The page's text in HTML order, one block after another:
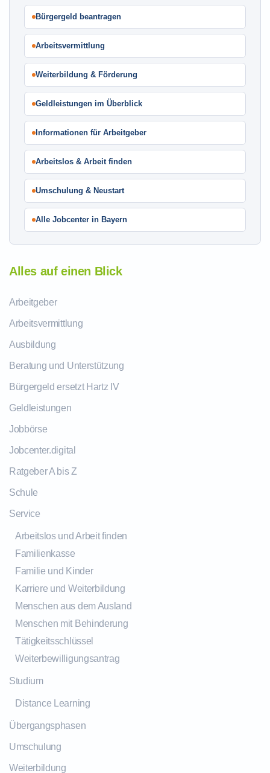
Bürgergeld beantragen
Arbeitsvermittlung
Weiterbildung & Förderung
Geldleistungen im Überblick
Informationen für Arbeitgeber
Arbeitslos & Arbeit finden
Umschulung & Neustart
Alle Jobcenter in Bayern
Alles auf einen Blick
Arbeitgeber
Arbeitsvermittlung
Ausbildung
Beratung und Unterstützung
Bürgergeld ersetzt Hartz IV
Geldleistungen
Jobbörse
Jobcenter.digital
Ratgeber A bis Z
Schule
Service
Arbeitslos und Arbeit finden
Familienkasse
Familie und Kinder
Karriere und Weiterbildung
Menschen aus dem Ausland
Menschen mit Behinderung
Tätigkeitsschlüssel
Weiterbewilligungsantrag
Studium
Distance Learning
Übergangsphasen
Umschulung
Weiterbildung